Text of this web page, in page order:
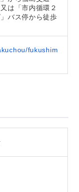
は「市内循環２
バス停から徒歩
fukushim